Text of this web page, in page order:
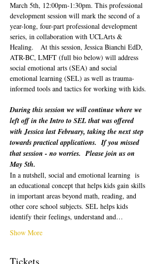
March 5th, 12:00pm-1:30pm. This professional
development session will mark the second of a
year-long, four-part professional development
series, in collaboration with UCLArts &
Healing.   At this session, Jessica Bianchi EdD,
ATR-BC, LMFT (full bio below) will address
social emotional arts (SEA) and social
emotional learning (SEL) as well as trauma-
informed tools and tactics for working with kids.
During this session we will continue where we
left off in the Intro to SEL that was offered
with Jessica last February, taking the next step
towards practical applications.  If you missed
that session - no worries.  Please join us on
May 5th.
In a nutshell, social and emotional learning  is
an educational concept that helps kids gain skills
in important areas beyond math, reading, and
other core school subjects. SEL helps kids
identify their feelings, understand and…
Show More
Tickets